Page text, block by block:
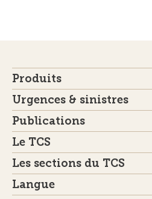
Produits
Urgences & sinistres
Publications
Le TCS
Les sections du TCS
Langue